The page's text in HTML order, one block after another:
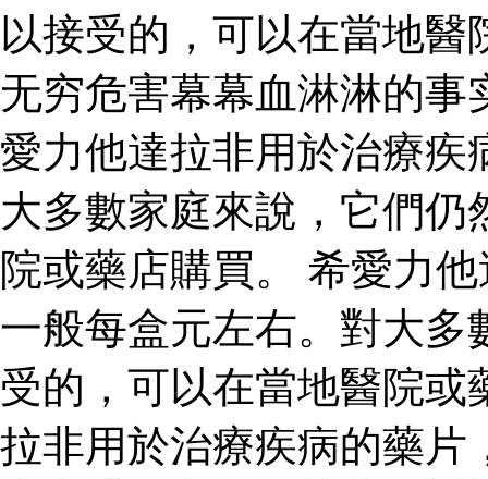
以接受的，可以在當地醫
无穷危害幕幕血淋淋的
愛力他達拉非用於治療疾
大多數家庭來說，它們
院或藥店購買。 希愛力
一般每盒元左右。對大多
受的，可以在當地醫院
拉非用於治療疾病的藥片